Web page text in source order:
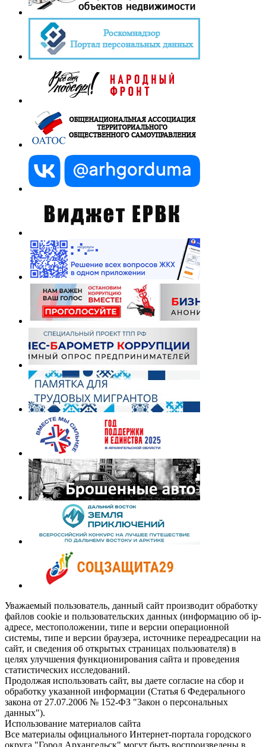
Уважаемый пользователь, данный сайт производит обработку
файлов cookie и пользовательских данных (информацию об ip-
адресе, местоположении, типе и версии операционной
системы, типе и версии браузера, источнике переадресации на
сайт, и сведения об открытых страницах пользователя) в
целях улучшения функционирования сайта и проведения
статистических исследований.
Продолжая использовать сайт, вы даете согласие на сбор и
обработку указанной информации (Статья 6 Федерального
закона от 27.07.2006 № 152-ФЗ "Закон о персональных
данных").
Использование материалов сайта
Все материалы официального Интернет-портала городского
округа "Город Архангельск" могут быть воспроизведены в